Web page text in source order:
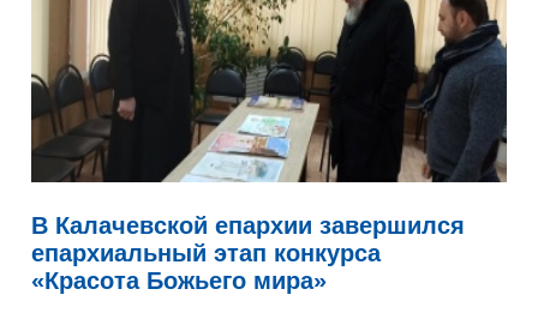
В Калачевской епархии завершился
епархиальный этап конкурса
«Красота Божьего мира»